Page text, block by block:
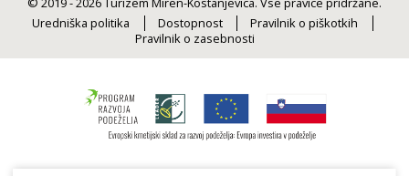
Uredniška politika
Dostopnost
Pravilnik o piškotkih
Pravilnik o zasebnosti